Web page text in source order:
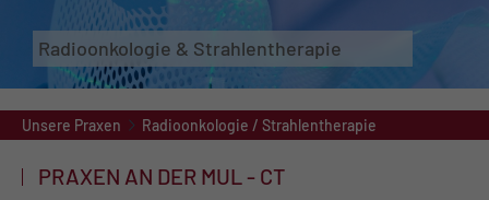
Radioonkologie & Strahlentherapie
Unsere Praxen Radioonkologie / Strahlentherapie
PRAXEN AN DER MUL - CT